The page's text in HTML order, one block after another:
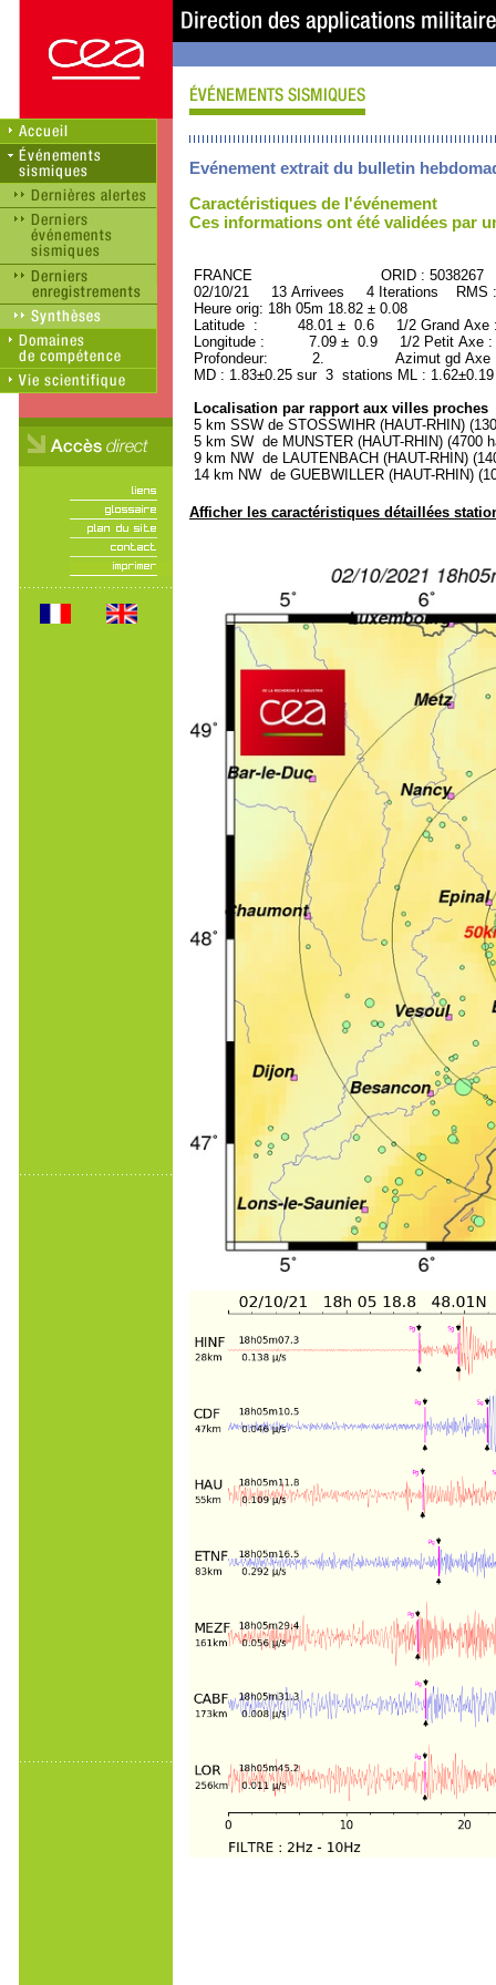
Evénement extrait du bulletin
Caractéristiques de l'événement
Ces informations ont été validées par
FRANCE ORID : 5038267
02/10/21 13 Arrivees 4 Iterations RMS
Heure orig: 18h 05m 18.82 ± 0.08
Latitude : 48.01 ± 0.6 1/2 Grand
Longitude : 7.09 ± 0.9 1/2 Petit Axe
Profondeur: 2. Azimut gd Axe :
MD : 1.83±0.25 sur 3 stations ML :
Localisation par rapport aux villes proches
5 km SSW de STOSSWIHR (HAUT-RHIN)
5 km SW de MUNSTER (HAUT-RHIN) (4700
9 km NW de LAUTENBACH (HAUT-RHIN)
14 km NW de GUEBWILLER (HAUT-RHIN)
Afficher les caractéristiques détaillées